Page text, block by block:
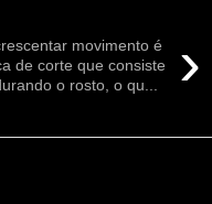
›
movimento é
de corte que consiste
o rosto, o qu...